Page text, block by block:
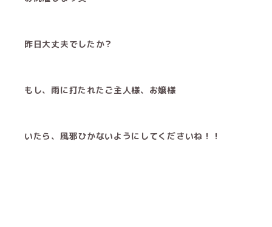
昨日大丈夫でしたか？
もし、雨に打たれたご主人様、お嬢様
いたら、風邪ひかないようにしてくださいね！！